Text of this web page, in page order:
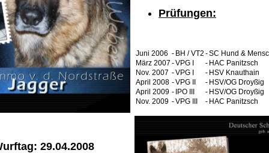
Prüfungen:
Juni 2006 - BH / VT2 -SC Hund &
März 2007 -VPG I - HAC Panitzsch
Nov. 2007 -VPG I - HSV Knauthain
April 2008 -VPG II - HSV/OG Droyßig
April 2009 - IPO III - HSV/OG Droyßig
Nov. 2009 -VPG III - HAC Panitzsch
29.04.2008